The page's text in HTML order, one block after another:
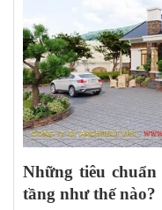
Những tiêu
tầng như thế nào?